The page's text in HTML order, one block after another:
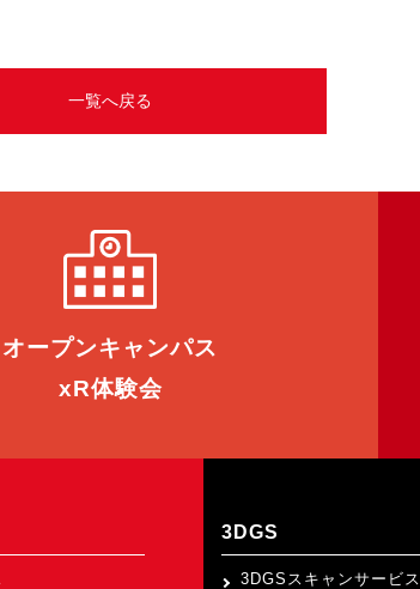
一覧へ戻る
オープンキャンパス
xR体験会
3DGS
3DGSスキャンサービス